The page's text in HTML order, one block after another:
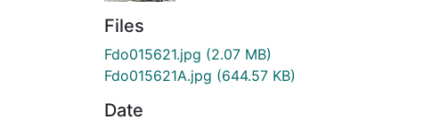
Files
Fdo015621.jpg (2.07 MB)
Fdo015621A.jpg (644.57 KB)
Date